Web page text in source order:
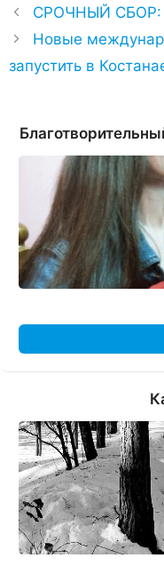
СРОЧНЫЙ СБОР:
Новые
запустить в